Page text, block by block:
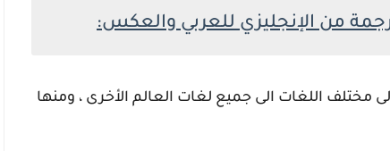
مختلف اللغات الى جميع لغات العالم الأخرى ، ومنها